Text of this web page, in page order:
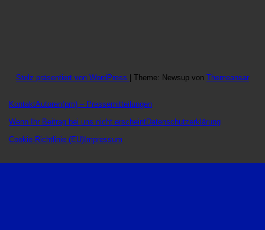
Stolz präsentiert von WordPress Theme: Newsup von Themeansar
KontaktAutoren(pm) – Pressemitteilungen
Wenn Ihr Beitrag bei uns nicht erscheintDatenschutzerklärung
Cookie-Richtlinie (EU) Impressum